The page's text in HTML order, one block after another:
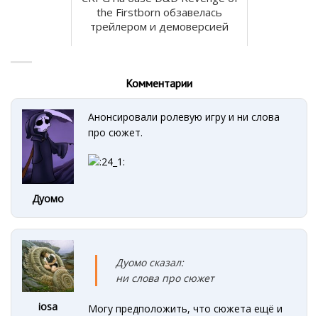
the Firstborn обзавелась
трейлером и демоверсией
Комментарии
Дуомо
Анонсировали ролевую игру и ни слова
про сюжет.
iosa
Дуомо сказал:
ни слова про сюжет
Могу предположить, что сюжета ещё и